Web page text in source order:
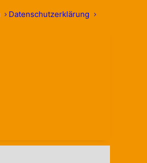
Datenschutzerklärung